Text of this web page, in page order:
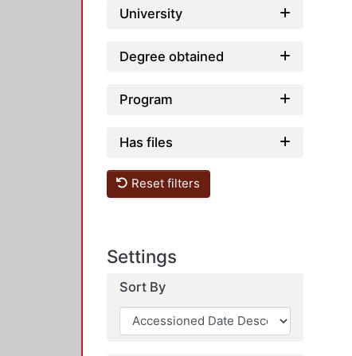
University
Degree obtained
Program
Has files
Reset filters
Settings
Sort By